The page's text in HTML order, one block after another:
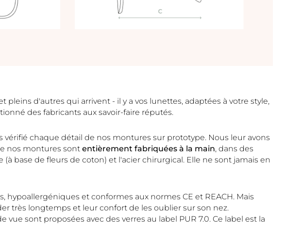
pleins d'autres qui arrivent - il y a vos lunettes, adaptées à votre style,
des fabricants aux savoir-faire réputés.
vérifié chaque détail de nos montures sur prototype. Nous leur avons
nos montures sont entièrement fabriquées à la main, dans des
base de fleurs de coton) et l'acier chirurgical. Elle ne sont jamais en
hypoallergéniques et conformes aux normes CE et REACH. Mais
très longtemps et leur confort de les oublier sur son nez.
vue sont proposées avec des verres au label PUR 7.0. Ce label est la